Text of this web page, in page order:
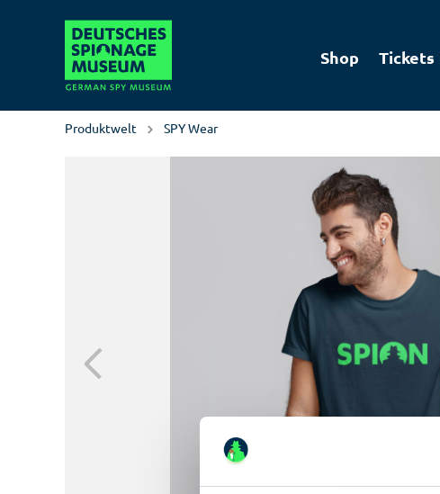
Shop Tickets
Produktwelt SPY Wear